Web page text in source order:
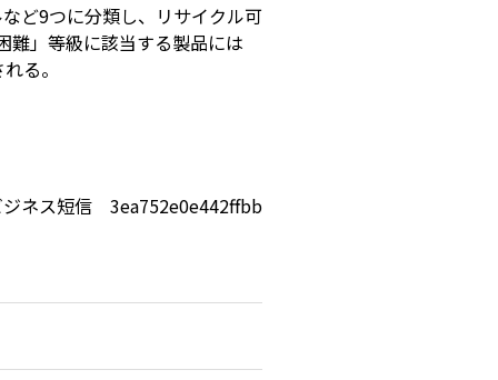
ど9つに分類し、リサイクル可
難」等級に該当する製品には
る。
ジネス短信 3ea752e0e442ffbb